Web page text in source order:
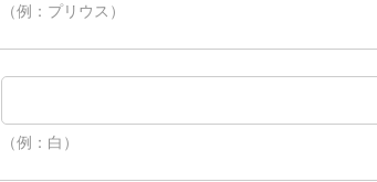
（例：プリウス）
（例：白）